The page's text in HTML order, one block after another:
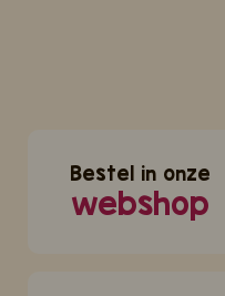
Bestel in onze
webshop